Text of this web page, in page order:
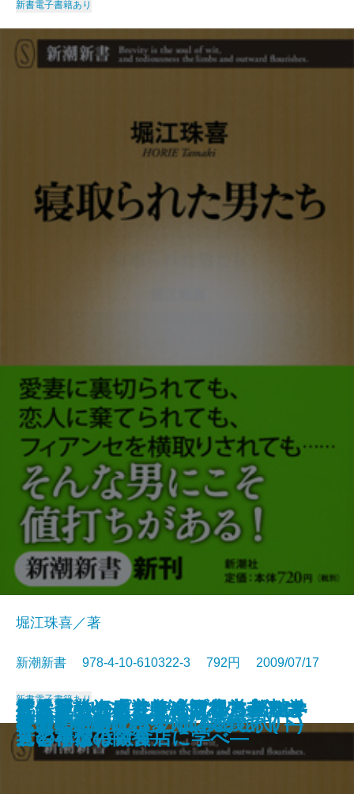
霞が関埋蔵金
政策論争のデタラメ
社長、その服装では説得力ゼロで
す
メディアとテロリズム
血の政治―青嵐会という物語―
センスのいい脳
腹八分の資本主義―日本の未来は
ここにある！―
徒然草inUSA―自滅するアメリカ
堕落する日本―
日本の治安
新書電子書籍あり
寝取られた男たち
堀江珠喜／著
新潮新書 978-4-10-610322-3 792円 2009/07/17
新書電子書籍あり
民主の敵―政権交代に大義あり―
松下幸之助は生きている
女子大生がヤバイ！
凡人起業―「カリスマ経営者」は
見習うな！―
教養としての歴史 日本の近代(下)
身内の犯行
イカの神経 ヒトの脳みそ
霊と金―スピリチュアル・ビジネ
スの構造―
「お通し」はなぜ必ず出るのか―
ビジネスは飲食店に学べ―
人は死ぬから生きられる―脳科学
者と禅僧の問答―